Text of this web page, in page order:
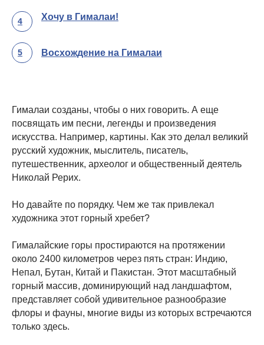
Хочу в Гималаи!
Восхождение на Гималаи
4
5
Гималаи созданы, чтобы о них говорить. А еще
посвящать им песни, легенды и произведения
искусства. Например, картины. Как это делал великий
русский художник, мыслитель, писатель,
путешественник, археолог и общественный деятель
Николай Рерих.
Но давайте по порядку. Чем же так привлекал
художника этот горный хребет?
Гималайские горы простираются на протяжении
около 2400 километров через пять стран: Индию,
Непал, Бутан, Китай и Пакистан. Этот масштабный
горный массив, доминирующий над ландшафтом,
представляет собой удивительное разнообразие
флоры и фауны, многие виды из которых встречаются
только здесь.